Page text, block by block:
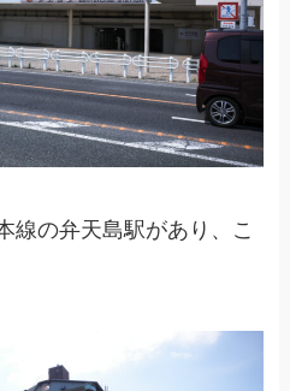
線の弁天島駅があり、こ